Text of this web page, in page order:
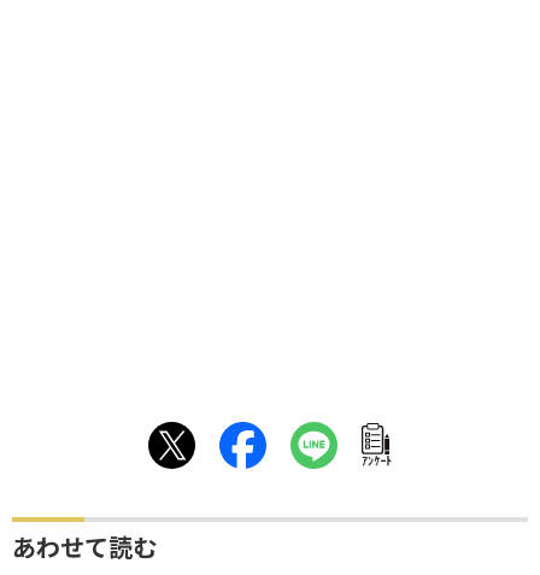
ｱﾝｹｰﾄ
あわせて読む